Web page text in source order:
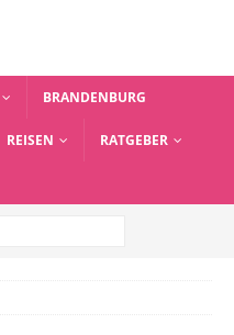
BRANDENBURG
REISEN RATGEBER